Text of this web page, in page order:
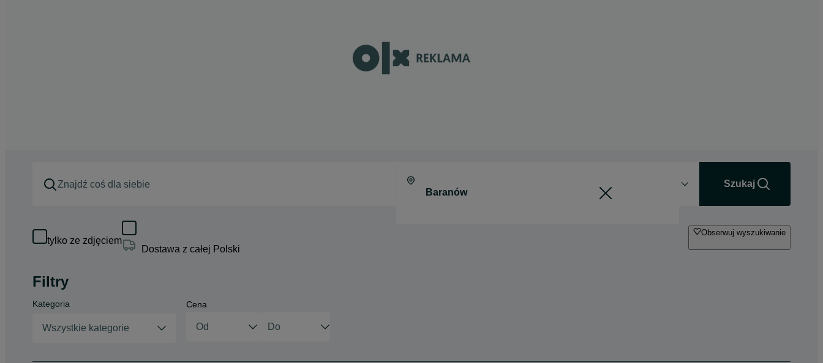
Szukaj
tylko ze zdjęciem
Dostawa z całej Polski
Obserwuj wyszukiwanie
Filtry
Kategoria
Wszystkie kategorie
Cena